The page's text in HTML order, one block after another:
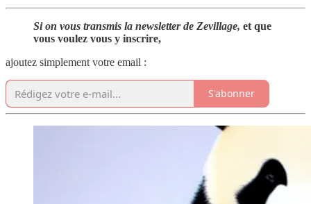
Si on vous transmis la newsletter de Zevillage, et que
vous voulez vous y inscrire,
ajoutez simplement votre email :
S'abonner